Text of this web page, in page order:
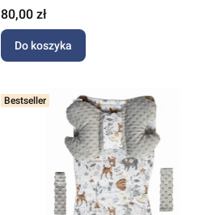
Minky
Cena
80,00 zł
Do koszyka
Bestseller